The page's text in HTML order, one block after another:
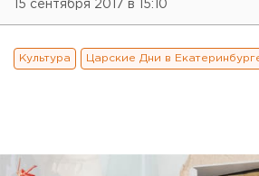
15 сентября 2017 в 15:10
Культура Царские Дни в